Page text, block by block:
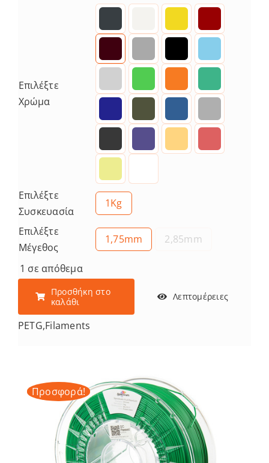
Επιλέξτε
Χρώμα
Επιλέξτε
Συσκευασία
1Kg
Επιλέξτε
Μέγεθος
1,75mm 2,85mm
1 σε απόθεμα
Προσθήκη στο
καλάθι
Λεπτομέρειες
PETG,Filaments
Προσφορά!